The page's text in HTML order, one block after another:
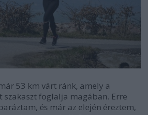
53 km várt ránk, amely a
szakaszt foglalja magában. Erre
és már az elején éreztem,